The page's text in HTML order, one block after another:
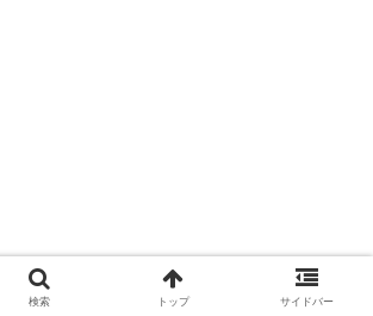
検索 トップ サイドバー